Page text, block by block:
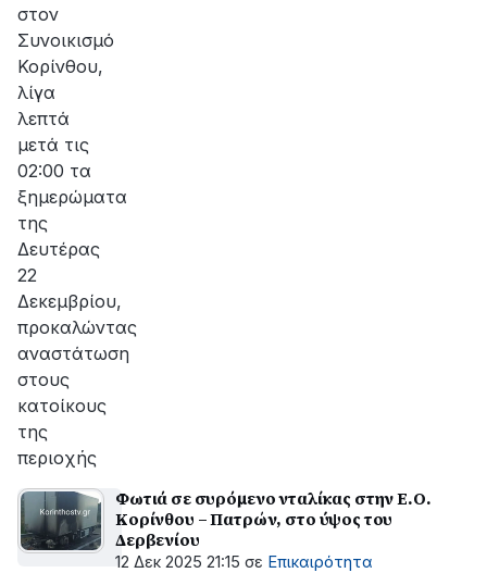
στον
Συνοικισμό
Κορίνθου,
λίγα
λεπτά
μετά τις
02:00 τα
ξημερώματα
της
Δευτέρας
22
Δεκεμβρίου,
προκαλώντας
αναστάτωση
στους
κατοίκους
της
περιοχής
Φωτιά σε συρόμενο νταλίκας στην Ε.Ο.
Κορίνθου – Πατρών, στο ύψος του
Δερβενίου
12 Δεκ 2025 21:15 σε Επικαιρότητα